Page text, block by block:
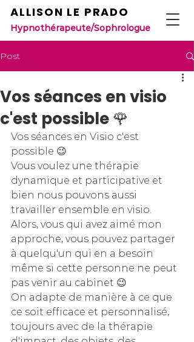
Hypnothérapeute/Sophrologue
ALLISON LE PRADO
Post
Vos séances en visio
c'est possible 🌹
Vos séances en Visio c'est
possible 😉
Vous voulez une thérapie
dynamique et participative et
bien nous pouvons aussi
travailler ensemble en visio.
Alors, vous qui avez aimé mon
approche, vous pouvez partager
à quelqu'un qui en a besoin
même si cette personne ne peut
pas venir au cabinet 😉
On adapte de manière à ce que
ce soit efficace et personnalisé,
toujours avec de la thérapie